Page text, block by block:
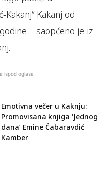
Kakanj od
– saopćeno je iz
ispod oglasa
Emotivna večer u Kaknju:
Promovisana knjiga ‘Jednog
dana’ Emine Čabaravdić
Kamber